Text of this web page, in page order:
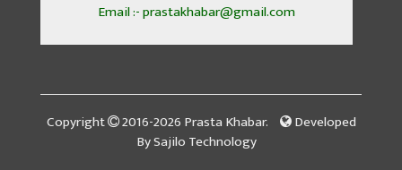
Email :- prastakhabar@gmail.com
Copyright 2016-2026 Prasta Khabar.
Developed
BySajilo Technology